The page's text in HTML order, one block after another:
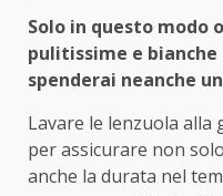
Solo in questo modo
pulitissime e bianche
spenderai neanche
Lavare le lenzuola alla
per assicurare non
anche la durata nel